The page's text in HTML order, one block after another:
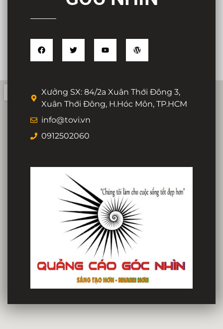
Xưởng SX: 84/2a Xuân Thới Đông 3,
Xuân Thới Đông, H.Hóc Môn, TP.HCM
info@tovi.vn
0912502060